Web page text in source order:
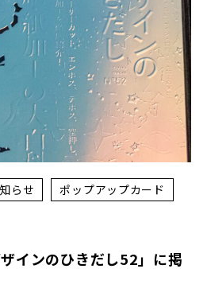
らせ
ポップアップカード
インのひきだし52」に掲